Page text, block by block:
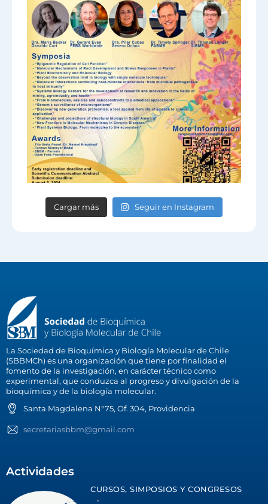
Cargar más Seguir en Instagram
La Sociedad de Bioquímica y Biología Molecular de Chile
(SBBMCh) es una organización que tiene por finalidad el
fomento de la investigación, en carácter técnico como
experimental, que conduzca al progreso y divulgación de la
bioquímica y de la biología molecular.
Santa Magdalena N°75, Of. 304, Providencia
secretariasbbm@gmail.com
Actividades
CURSOS, SIMPOSIOS Y CONGRESOS